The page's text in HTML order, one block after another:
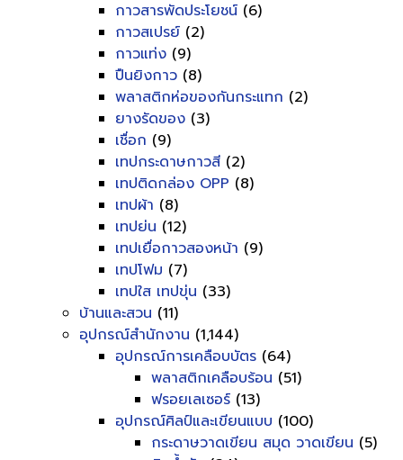
กาวสารพัดประโยชน์ (6)
กาวสเปรย์ (2)
กาวแท่ง (9)
ปืนยิงกาว (8)
พลาสติกห่อของกันกระแทก (2)
ยางรัดของ (3)
เชื่อก (9)
เทปกระดาษกาวสี (2)
เทปติดกล่อง OPP (8)
เทปผ้า (8)
เทปย่น (12)
เทปเยื่อกาวสองหน้า (9)
เทปโฟม (7)
เทปใส เทปขุ่น (33)
บ้านและสวน (11)
อุปกรณ์สำนักงาน (1,144)
อุปกรณ์การเคลือบบัตร (64)
พลาสติกเคลือบร้อน (51)
ฟรอยเลเซอร์ (13)
อุปกรณ์ศิลป์และเขียนแบบ (100)
กระดาษวาดเขียน สมุด วาดเขียน (5)